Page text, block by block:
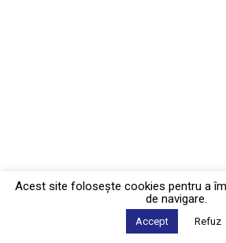
Acest site foloseşte cookies pentru a
de navigare.
Accept Refuz